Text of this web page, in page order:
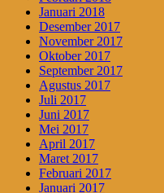
Januari 2018
Desember 2017
November 2017
Oktober 2017
September 2017
Agustus 2017
Juli 2017
Juni 2017
Mei 2017
April 2017
Maret 2017
Februari 2017
Januari 2017